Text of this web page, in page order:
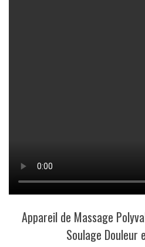
Appareil de Massage
Soulage